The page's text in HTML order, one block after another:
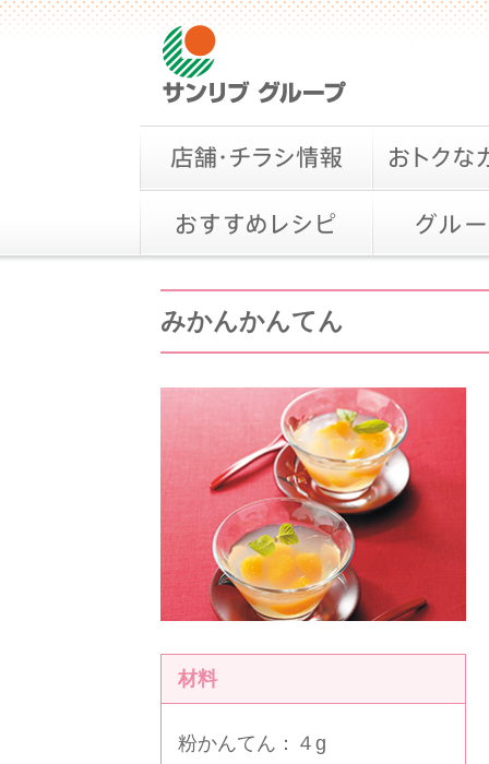
みかんかんてん
材料
粉かんてん：４g